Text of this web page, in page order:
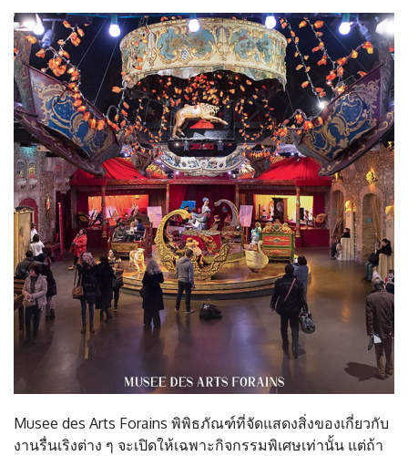
Musee des Arts Forains พิพิธภัณฑ์ที่จัดแสดงสิ่งของเกี่ยวกับ
งานรื่นเริงต่าง ๆ จะเปิดให้เฉพาะกิจกรรมพิเศษเท่านั้น แต่ถ้า